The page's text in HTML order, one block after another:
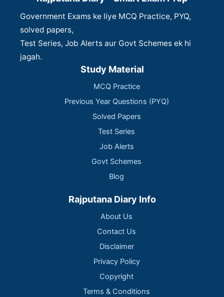
Government Exams ke liye MCQ Practice, PYQ,
solved papers,
Test Series, Job Alerts aur Govt Schemes ek hi
jagah.
Study Material
MCQ Practice
Previous Year Questions (PYQ)
Solved Papers
Test Series
Job Alerts
Govt Schemes
Blog
Rajputana Diary Info
About Us
Contact Us
Disclaimer
Privacy Policy
Copyright
Terms & Conditions